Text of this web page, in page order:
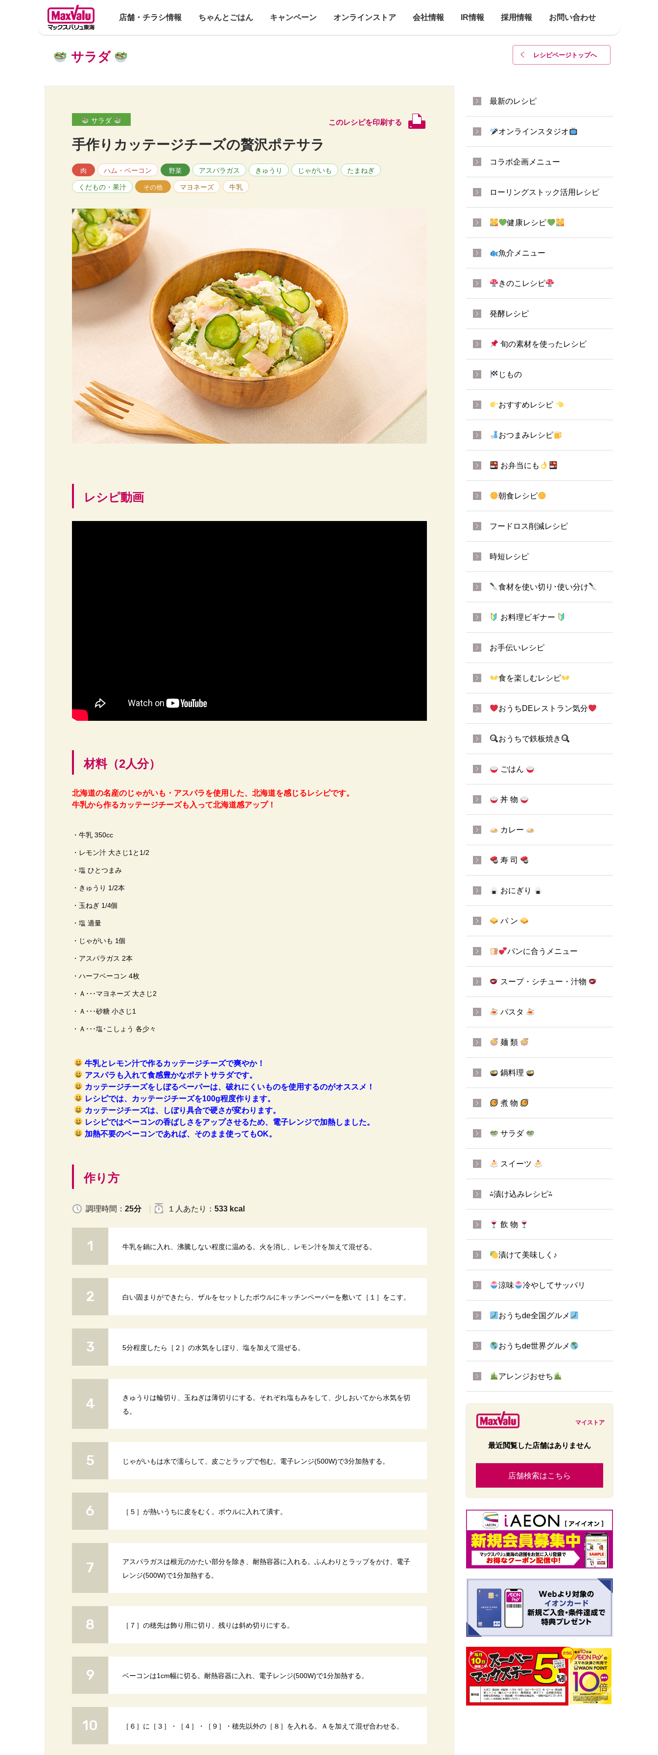
店舗・チラシ情報 ちゃんとごはん キャンペーン オンラインストア 会社情報 IR情報 採用情報 お問い合わせ
レシピページトップへ
サラダ
サラダ このレシピを印刷する
手作りカッテージチーズの贅沢ポテサラ
肉 ハム・ベーコン 野菜 アスパラガス きゅうり じゃがいも たまねぎ
くだもの・果汁 その他 マヨネーズ 牛乳
レシピ動画
材料（2人分）
北海道の名産のじゃがいも・アスパラを使用した、北海道を感じるレシピです。
牛乳から作るカッテージチーズも入って北海道感アップ！
・牛乳 350cc
・レモン汁 大さじ1と1/2
・塩 ひとつまみ
・きゅうり 1/2本
・玉ねぎ 1/4個
・塩 適量
・じゃがいも 1個
・アスパラガス 2本
・ハーフベーコン 4枚
・Ａ･･･マヨネーズ 大さじ2
・Ａ･･･砂糖 小さじ1
・Ａ･･･塩･こしょう 各少々
牛乳とレモン汁で作るカッテージチーズで爽やか！
アスパラも入れて食感豊かなポテトサラダです。
カッテージチーズをしぼるペーパーは、破れにくいものを使用するのがオススメ！
レシピでは、カッテージチーズを100g程度作ります。
カッテージチーズは、しぼり具合で硬さが変わります。
レシピではベーコンの香ばしさをアップさせるため、電子レンジで加熱しました。
加熱不要のベーコンであれば、そのまま使ってもOK。
作り方
調理時間： 25分 １人 あたり ： 533 kcal
牛乳を鍋に入れ、沸騰しない程度に温める。火を消し、レモン汁を加えて混ぜる。
白い固まりができたら、ザルをセットしたボウルにキッチンペーパーを敷いて［１］をこす。
5分程度したら［２］の水気をしぼり、塩を加えて混ぜる。
きゅうりは輪切り、玉ねぎは薄切りにする。それぞれ塩もみをして、少しおいてから水気を切
る。
じゃがいもは水で濡らして、皮ごとラップで包む。電子レンジ(500W)で3分加熱する。
［５］が熱いうちに皮をむく。ボウルに入れて潰す。
アスパラガスは根元のかたい部分を除き、耐熱容器に入れる。ふんわりとラップをかけ、電子
レンジ(500W)で1分加熱する。
［７］の穂先は飾り用に切り、残りは斜め切りにする。
ベーコンは1cm幅に切る。耐熱容器に入れ、電子レンジ(500W)で1分加熱する。
［６］に［３］・［４］・［９］・穂先以外の［８］を入れる。Ａを加えて混ぜ合わせる。
最新のレシピ
オンラインスタジオ
コラボ企画メニュー
ローリングストック活用レシピ
健康レシピ
魚介メニュー
きのこレシピ
発酵レシピ
旬の素材を使ったレシピ
じもの
おすすめレシピ
おつまみレシピ
お弁当にも
朝食レシピ
フードロス削減レシピ
時短レシピ
食材を使い切り･使い分け
お料理ビギナー
お手伝いレシピ
食を楽しむレシピ
おうちDEレストラン気分
おうちで鉄板焼き
ごはん
丼 物
カレー
寿 司
おにぎり
パ ン
パンに合うメニュー
スープ・シチュー・汁物
パスタ
麺 類
鍋料理
煮 物
サラダ
スイーツ
⁂漬け込みレシピ⁂
飲 物
漬けて美味しく♪
涼味 冷やしてサッパリ
おうちde全国グルメ
おうちde世界グルメ
アレンジおせち
マイストア
最近閲覧した店舗はありません
店舗検索はこちら